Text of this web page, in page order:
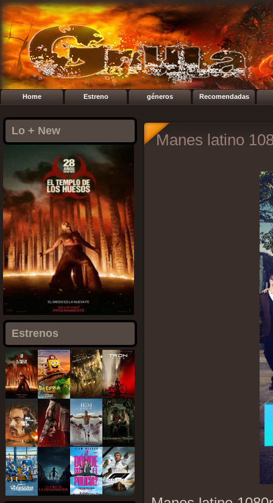
Home Estreno géneros Recomendadas
Lo + New
Estrenos
Manes latino